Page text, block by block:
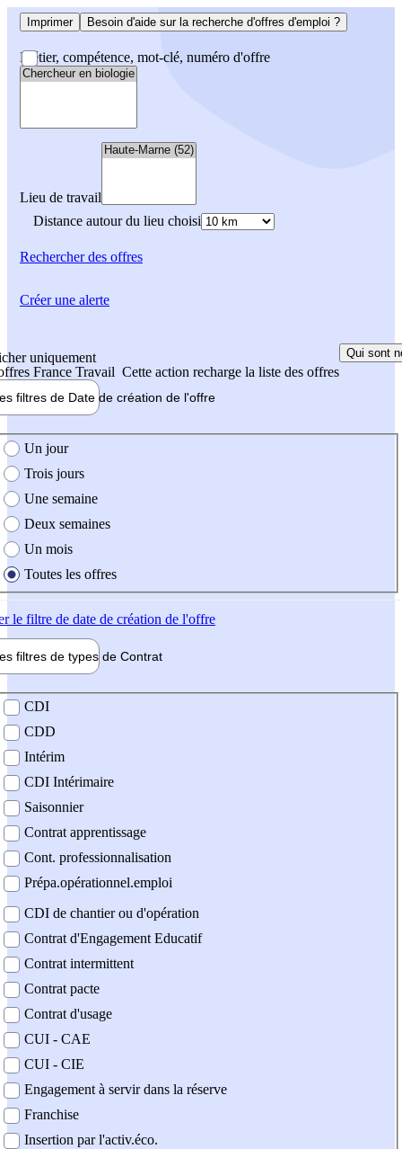
Imprimer Besoin d'aide sur la recherche d'offres d'emploi ?
Métier, compétence, mot-clé, numéro d'offre
Lieu de travail
Distance autour du lieu choisi
Rechercherdes offres
uniquement
France Travail Cette action recharge la liste des offres
Qui sont
filtres de Date de création de l'offre
création de l'offre
Un jour
Trois jours
Une semaine
Deux semaines
Un mois
Toutes les offres
le filtre de date de création de l'offre
filtres de types de Contrat
contrat
CDI
CDD
Intérim
CDI Intérimaire
Saisonnier
Contrat apprentissage
Cont. professionnalisation
Prépa.opérationnel.emploi
CDI de chantier ou d'opération
Contrat d'Engagement Educatif
Contrat intermittent
Contrat pacte
Contrat d'usage
CUI - CAE
CUI - CIE
Engagement à servir dans la réserve
Franchise
Insertion par l'activ.éco.
Créer une alerte